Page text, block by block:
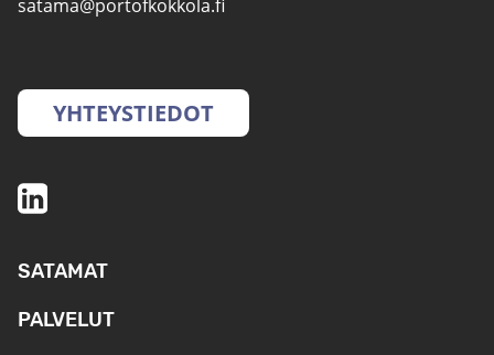
satama@portofkokkola.fi
YHTEYSTIEDOT
SATAMAT
PALVELUT